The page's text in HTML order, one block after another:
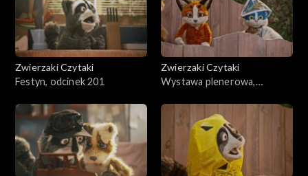
Zwierzaki Czytaki
Festyn, odcinek 201
Zwierzaki Czytaki
Wystawa plenerowa,